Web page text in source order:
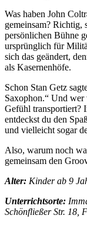
Was haben John
gemeinsam? Richtig,
persönlichen Bühne
ursprünglich für
sich das geändert,
als Kasernenhöfe.
Schon Stan Getz
Saxophon.“ Und
Gefühl transportiert?
entdeckst du den
und vielleicht sogar
Also, warum noch
gemeinsam den
Alter: Kinder ab 9
Unterrichtsorte:
Schönfließer Str. 18,